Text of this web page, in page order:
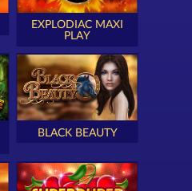
EXPLODIAC MAXI
PLAY
BLACK BEAUTY